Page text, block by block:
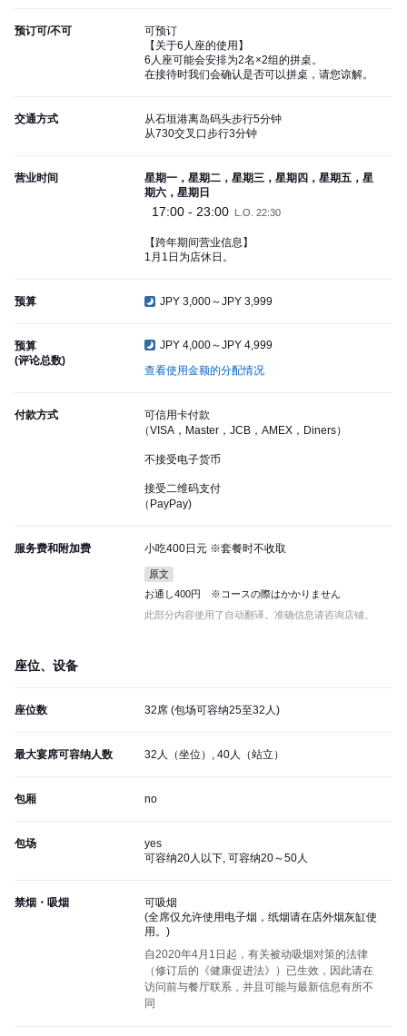
预订可/不可
可预订
【关于6人座的使用】
6人座可能会安排为2名×2组的拼桌。
在接待时我们会确认是否可以拼桌，请您谅解。
交通方式
从石垣港离岛码头步行5分钟
从730交叉口步行3分钟
营业时间
星期一，星期二，星期三，星期四，星期五，星
期六，星期日
17:00 - 23:00 L.O. 22:30
【跨年期间营业信息】
1月1日为店休日。
预算 JPY 3,000～JPY 3,999
预算
(评论总数)
JPY 4,000～JPY 4,999
查看使用金额的分配情况
付款方式
可信用卡付款
（VISA，Master，JCB，AMEX，Diners）
不接受电子货币
接受二维码支付
（PayPay)
服务费和附加费 小吃400日元 ※套餐时不收取
原文
お通し400円 ※コースの際はかかりません
此部分内容使用了自动翻译。准确信息请咨询店铺。
座位、设备
座位数 32席 (包场可容纳25至32人)
最大宴席可容纳人数 32人（坐位）, 40人（站立）
包厢 no
包场
yes
可容纳20人以下, 可容纳20～50人
禁烟・吸烟
可吸烟
(全席仅允许使用电子烟，纸烟请在店外烟灰缸使
用。 )
自2020年4月1日起，有关被动吸烟对策的法律
（修订后的《健康促进法》）已生效，因此请在
访问前与餐厅联系，并且可能与最新信息有所不
同